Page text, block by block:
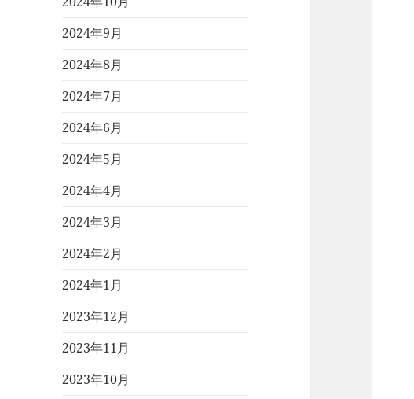
2024年9月
2024年8月
2024年7月
2024年6月
2024年5月
2024年4月
2024年3月
2024年2月
2024年1月
2023年12月
2023年11月
2023年10月